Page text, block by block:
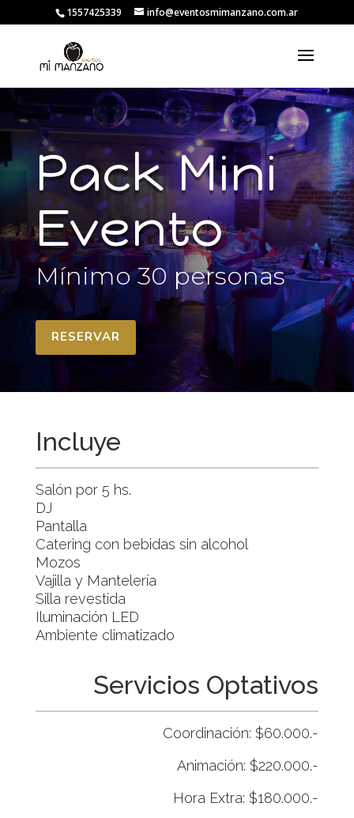
1557425339 info@eventosmimanzano.com.ar
Pack Mini
Evento
Mínimo 30 personas
RESERVAR
Incluye
Salón por 5 hs.
DJ
Pantalla
Catering con bebidas sin alcohol
Mozos
Vajilla y Mantelería
Silla revestida
Iluminación LED
Ambiente climatizado
Servicios Optativos
Coordinación: $60.000.-
Animación: $220.000.-
Hora Extra: $180.000.-